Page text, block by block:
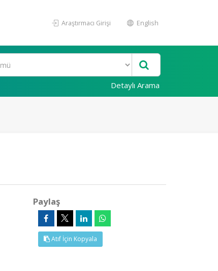
Araştırmacı Girişi English
Detaylı Arama
Paylaş
Atıf İçin Kopyala